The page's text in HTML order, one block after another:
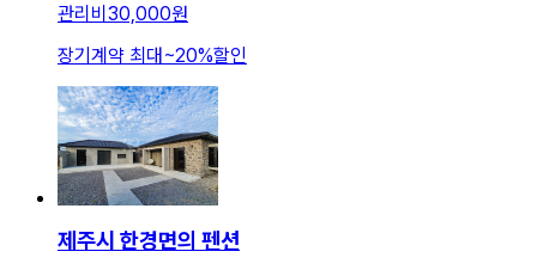
관리비 30,000원
장기계약 최대~20%할인
제주시 한경면의 펜션